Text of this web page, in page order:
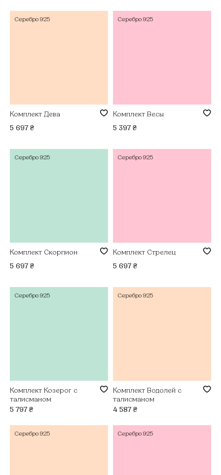
Серебро 925
Комплект Дева
5 697 ₴
Серебро 925
Комплект Весы
5 397 ₴
Серебро 925
Комплект Скорпион
5 697 ₴
Серебро 925
Комплект Стрелец
5 697 ₴
Серебро 925
Комплект Козерог с
талисманом
5 797 ₴
Серебро 925
Комплект Водолей с
талисманом
4 587 ₴
Серебро 925 Серебро 925